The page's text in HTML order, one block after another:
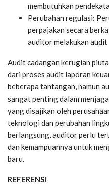
membutuhkan
Perubahan regulasi:
perpajakan secara
auditor melakukan
Audit cadangan kerugian
dari proses audit laporan
beberapa tantangan, namun
sangat penting dalam
yang disajikan oleh
teknologi dan perubahan
berlangsung, auditor perlu
dan kemampuannya untuk
baru.
REFERENSI